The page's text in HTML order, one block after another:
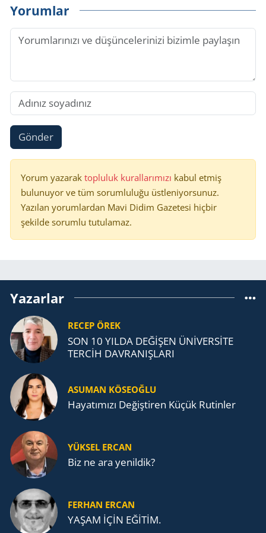
Yorumlar
Gönder
Yorum yazarak topluluk kurallarımızı kabul etmiş
bulunuyor ve tüm sorumluluğu üstleniyorsunuz.
Yazılan yorumlardan Mavi Didim Gazetesi hiçbir
şekilde sorumlu tutulamaz.
Yazarlar
RECEP ÖREK
SON 10 YILDA DEĞİŞEN ÜNİVERSİTE
TERCİH DAVRANIŞLARI
ASUMAN KÖSEOĞLU
Ha­ya­tı­mı­zı De­ğiş­ti­ren Küçük Ru­tin­ler
YÜKSEL ERCAN
Biz ne ara yenildik?
FERHAN ERCAN
YAŞAM İÇİN EĞİTİM.